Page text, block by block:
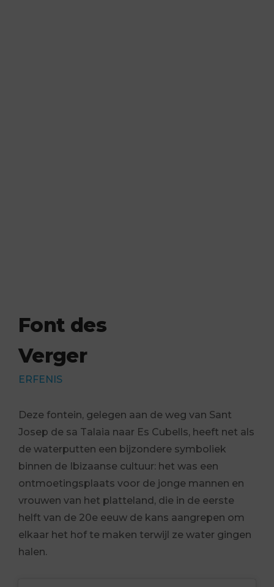
Font des
Verger
ERFENIS
Deze fontein, gelegen aan de weg van Sant
Josep de sa Talaia naar Es Cubells, heeft net als
de waterputten een bijzondere symboliek
binnen de Ibizaanse cultuur: het was een
ontmoetingsplaats voor de jonge mannen en
vrouwen van het platteland, die in de eerste
helft van de 20e eeuw de kans aangrepen om
elkaar het hof te maken terwijl ze water gingen
halen.